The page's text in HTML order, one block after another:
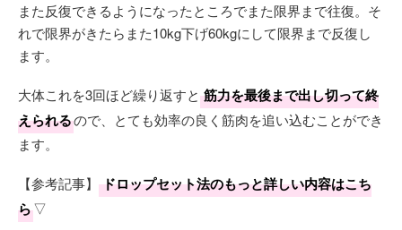
また反復できるようになったところでまた限界まで往復。そ
れで限界がきたらまた10kg下げ60kgにして限界まで反復し
ます。
大体これを3回ほど繰り返すと 筋力を最後まで出し切って終
えられるので、とても効率の良く筋肉を追い込むことができ
ます。
【参考記事】
ドロップセット法のもっと詳しい内容はこち
ら▽